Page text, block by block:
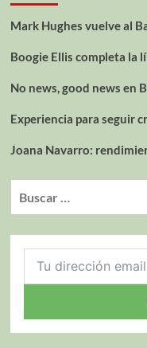
Mark Hughes vuelve al
Boogie Ellis completa la
No news, good news en
Experiencia para seguir
Joana Navarro: